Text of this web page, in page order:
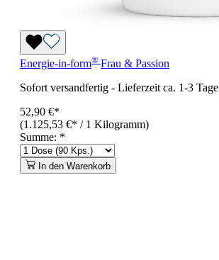
Energie-in-form® Frau & Passion
Sofort versandfertig - Lieferzeit ca. 1-3 Tage
52,90 €*
(1.125,53 €* / 1 Kilogramm)
Summe: *
In den Warenkorb